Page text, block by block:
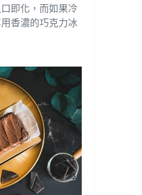
即化，而如果冷
香濃的巧克力冰